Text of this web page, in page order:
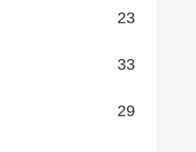
23
33
29